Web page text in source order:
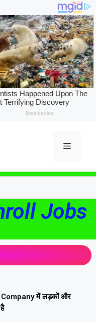
Jobs
में लड़कों और